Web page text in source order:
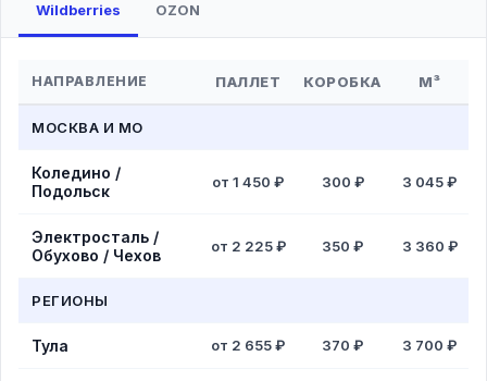
Wildberries OZON
НАПРАВЛЕНИЕ ПАЛЛЕТ КОРОБКА М³
МОСКВА И МО
Коледино /
Подольск
от 1 450 ₽ 300 ₽ 3 045 ₽
Электросталь /
Обухово / Чехов
от 2 225 ₽ 350 ₽ 3 360 ₽
РЕГИОНЫ
Тула от 2 655 ₽ 370 ₽ 3 700 ₽